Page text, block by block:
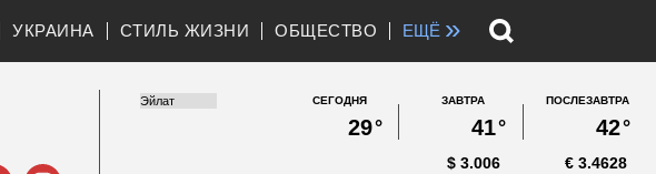
УКРАИНА СТИЛЬ ЖИЗНИ ОБЩЕСТВО ЕЩЁ »
СЕГОДНЯ
29°
ЗАВТРА
41°
ПОСЛЕЗАВТРА
42°
3.006
$ 3.4628
€